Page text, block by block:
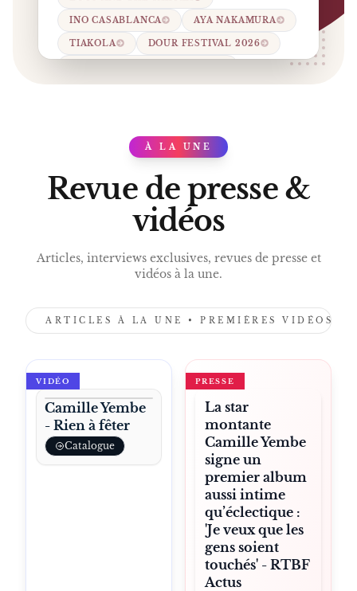
INO CASABLANCA AYA NAKAMURA
TIAKOLA DOUR FESTIVAL 2026
PRESS
À LA UNE
Revue de presse &
vidéos
Articles, interviews exclusives, revues de presse et
vidéos à la une.
ARTICLES À LA UNE • PREMIÈRES VIDÉOS •
VIDÉO
Camille Yembe
- Rien à fêter
Catalogue
PRESSE
La star
montante
Camille Yembe
signe un
premier album
aussi intime
qu’éclectique :
'Je veux que les
gens soient
touchés' - RTBF
Actus